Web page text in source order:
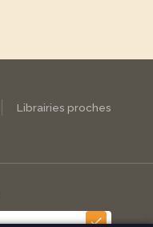
Librairies proches
check